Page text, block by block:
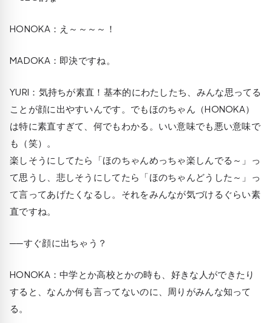
HONOKA ：え～～～～！
MADOKA ：即決ですね。
YURI ：気持ちが素直！基本的にわたしたち、みんな思ってる
ことが顔に出やすいんです。でもほのちゃん（HONOKA）
は特に素直すぎて、何でもわかる。いい意味でも悪い意味で
も（笑）。
楽しそうにしてたら「ほのちゃんめっちゃ楽しんでる～」っ
て思うし、悲しそうにしてたら「ほのちゃんどうした～」っ
て言ってあげたくなるし。それをみんなが気づけるぐらい素
直ですね。
──すぐ顔に出ちゃう？
HONOKA ：中学とか高校とかの時も、好きな人ができたり
すると、なんか何も言ってないのに、周りがみんな知って
る。